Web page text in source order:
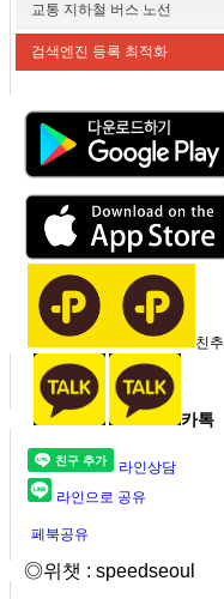
교통 지하철 버스 노선
검색엔진 등록 최적화
친추
카톡
라인상담
라인으로 공유
페북공유
◎위챗 : speedseoul